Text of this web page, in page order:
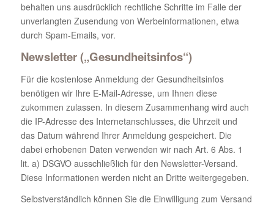
behalten uns ausdrücklich rechtliche Schritte im Falle der
unverlangten Zusendung von Werbeinformationen, etwa
durch Spam-Emails, vor.
Newsletter („Gesundheitsinfos“)
Für die kostenlose Anmeldung der Gesundheitsinfos
benötigen wir Ihre E-Mail-Adresse, um Ihnen diese
zukommen zulassen. In diesem Zusammenhang wird auch
die IP-Adresse des Internetanschlusses, die Uhrzeit und
das Datum während Ihrer Anmeldung gespeichert. Die
dabei erhobenen Daten verwenden wir nach Art. 6 Abs. 1
lit. a) DSGVO ausschließlich für den Newsletter-Versand.
Diese Informationen werden nicht an Dritte weitergegeben.
Selbstverständlich können Sie die Einwilligung zum Versand